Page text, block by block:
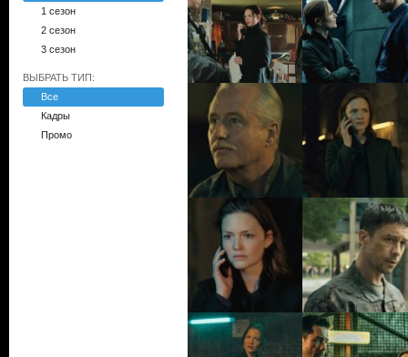
1 сезон
2 сезон
3 сезон
ВЫБРАТЬ ТИП:
Все
Кадры
Промо